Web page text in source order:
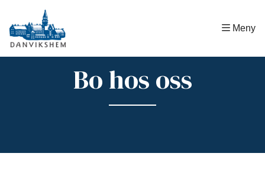
Meny
Bo hos oss